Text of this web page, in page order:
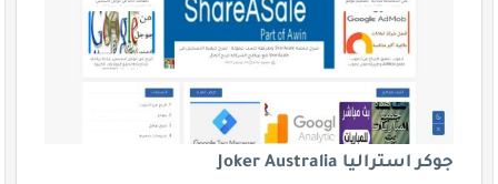
جوكر استراليا Joker Australia